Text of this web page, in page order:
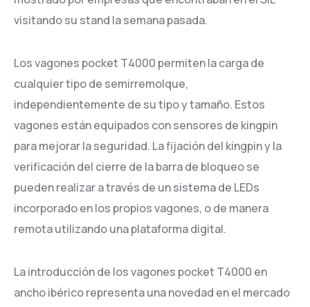
visitando su stand la semana pasada.
Los vagones pocket T4000 permiten la carga de
cualquier tipo de semirremolque,
independientemente de su tipo y tamaño. Estos
vagones están equipados con sensores de kingpin
para mejorar la seguridad. La fijación del kingpin y la
verificación del cierre de la barra de bloqueo se
pueden realizar a través de un sistema de LEDs
incorporado en los propios vagones, o de manera
remota utilizando una plataforma digital.
La introducción de los vagones pocket T4000 en
ancho ibérico representa una novedad en el mercado